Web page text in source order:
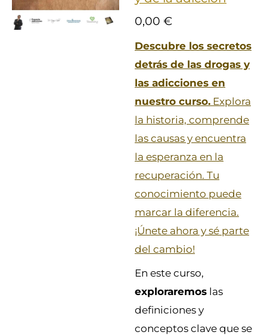
0,00 €
Descubre los secretos
detrás de las drogas y
las adicciones en
nuestro curso. Explora
la historia, comprende
las causas y encuentra
la esperanza en la
recuperación. Tu
conocimiento puede
marcar la diferencia.
¡Únete ahora y sé parte
del cambio!
En este curso,
exploraremos las
definiciones y
conceptos clave que se